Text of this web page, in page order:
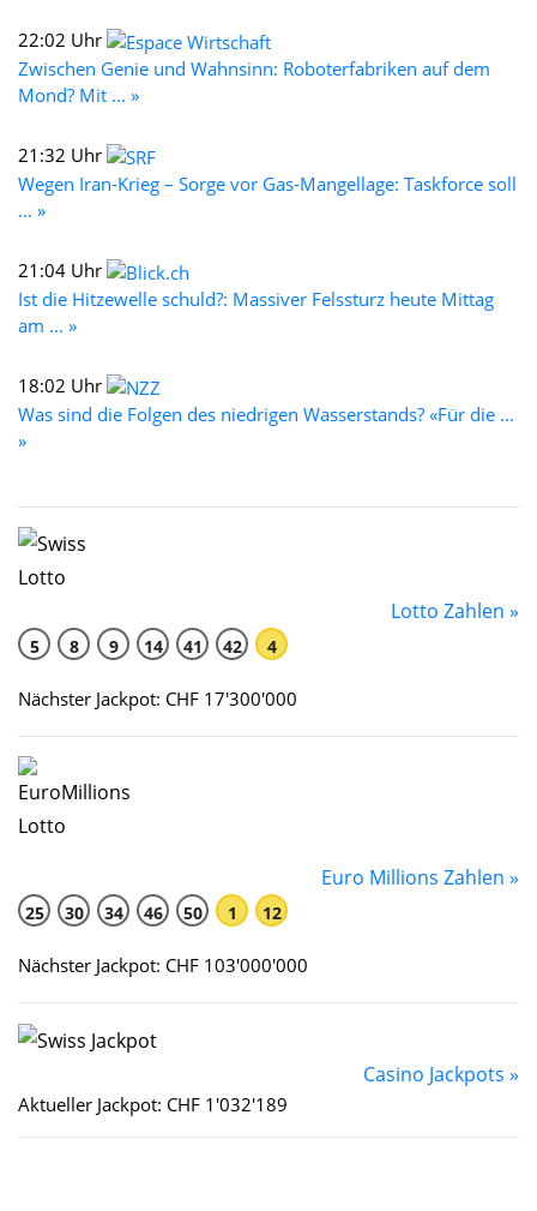
22:02 Uhr
Zwischen Genie und Wahnsinn: Roboterfabriken auf dem
Mond? Mit ... »
21:32 Uhr
Wegen Iran-Krieg – Sorge vor Gas-Mangellage: Taskforce soll
... »
21:04 Uhr
Ist die Hitzewelle schuld?: Massiver Felssturz heute Mittag
am ... »
18:02 Uhr
Was sind die Folgen des niedrigen Wasserstands? «Für die ...
»
Lotto Zahlen »
5 8 9 14 41 42 4
Nächster Jackpot: CHF 17'300'000
Euro Millions Zahlen »
25 30 34 46 50 1 12
Nächster Jackpot: CHF 103'000'000
Casino Jackpots »
Aktueller Jackpot: CHF 1'032'189